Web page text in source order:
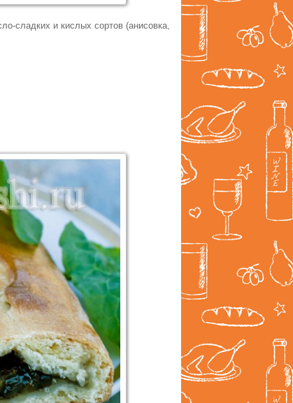
сладких и кислых сортов (анисовка,